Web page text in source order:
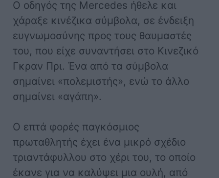
Ο οδηγός της Mercedes ήθελε και
χάραξε κινέζικα σύμβολα, σε ένδειξη
ευγνωμοσύνης προς τους θαυμαστές
του, που είχε συναντήσει στο Κινεζικό
Γκραν Πρι. Ένα από τα σύμβολα
σημαίνει «πολεμιστής», ενώ το άλλο
σημαίνει «αγάπη».
Ο επτά φορές παγκόσμιος
πρωταθλητής έχει ένα μικρό σχέδιο
τριαντάφυλλου στο χέρι του, το οποίο
έκανε για να καλύψει μια ουλή, από